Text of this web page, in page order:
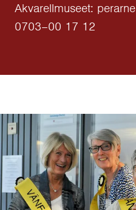
Akvarellmuseet:
0703–00 17 12